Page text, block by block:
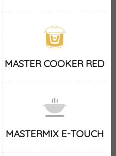
MASTER COOKER RED
MASTERMIX E-TOUCH